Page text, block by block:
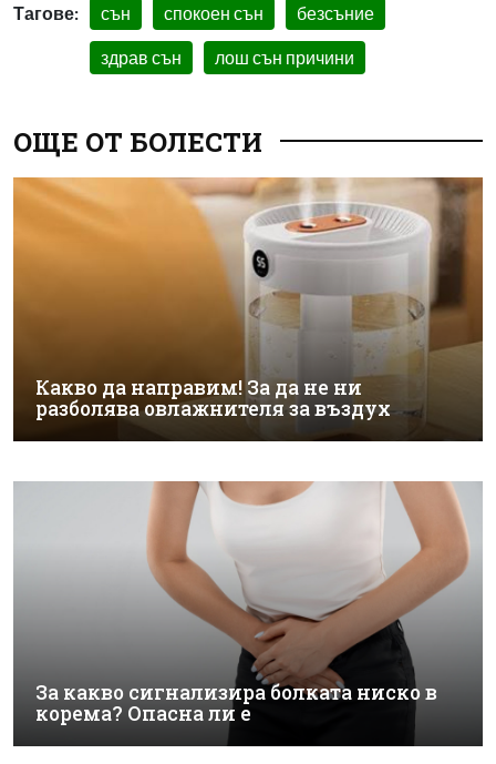
Тагове: сън спокоен сън безсъние
здрав сън лош сън причини
ОЩЕ ОТ БОЛЕСТИ
Какво да направим! За да не ни
разболява овлажнителя за въздух
За какво сигнализира болката ниско в
корема? Опасна ли е